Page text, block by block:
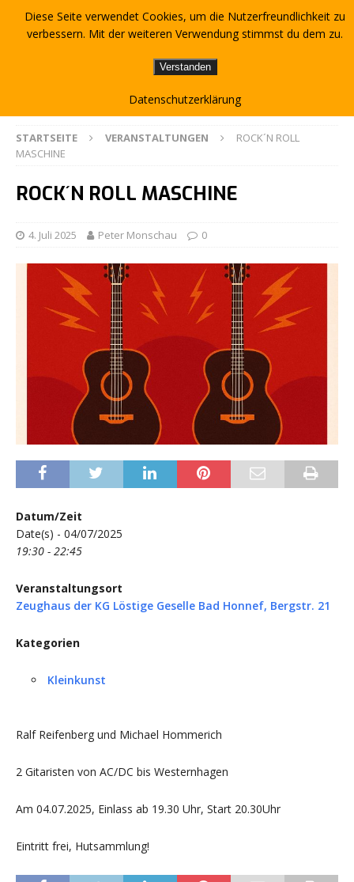
STARTSEITE VERANSTALTUNGEN
ROCK´N ROLL
MASCHINE
ROCK´N ROLL MASCHINE
4. Juli 2025 Peter Monschau 0
Datum/Zeit
Date(s) - 04/07/2025
19:30 - 22:45
Veranstaltungsort
Zeughaus der KG Löstige Geselle Bad Honnef, Bergstr. 21
Kategorien
Kleinkunst
Ralf Reifenberg und Michael Hommerich
2 Gitaristen von AC/DC bis Westernhagen
Am 04.07.2025, Einlass ab 19.30 Uhr, Start 20.30Uhr
Eintritt frei, Hutsammlung!
Diese Seite verwendet Cookies, um die Nutzerfreundlichkeit zu
verbessern. Mit der weiteren Verwendung stimmst du dem zu.
Verstanden
Datenschutzerklärung